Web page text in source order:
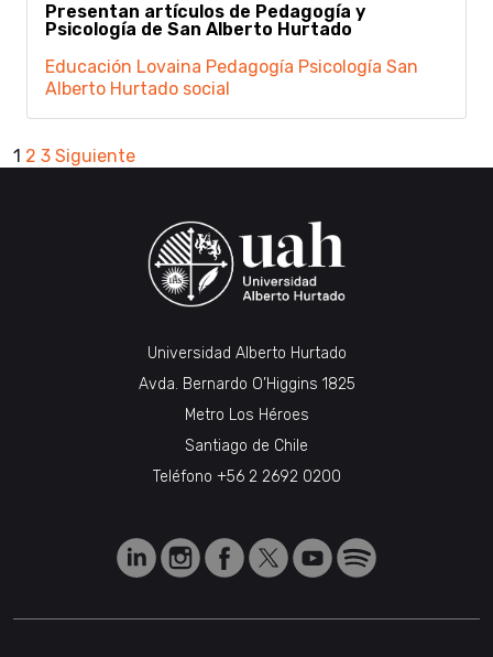
Presentan artículos de Pedagogía y
Psicología de San Alberto Hurtado
Educación Lovaina Pedagogía Psicología San
Alberto Hurtado social
Paginación
entradas
1 2 3 Siguiente
Universidad Alberto Hurtado
Avda. Bernardo O’Higgins 1825
Metro Los Héroes
Santiago de Chile
Teléfono +56 2 2692 0200